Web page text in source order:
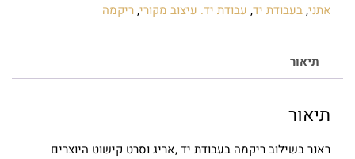
אתני,בעבודת יד, עבודת יד. עיצוב מקורי,ריקמה
תיאור
תיאור
ראנר בשילוב ריקמה בעבודת יד ,אריג וסרט קישוט היוצרים